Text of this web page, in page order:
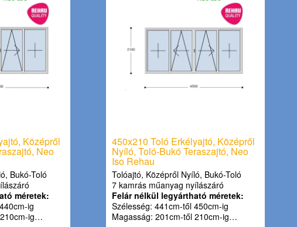
Középről
Neo
Bukó-Toló
méretek:
ig
ig…
450x210 Toló Erkélyajtó, Középről
Nyíló, Toló-Bukó Teraszajtó, Neo
Iso Rehau
Tolóajtó, Középről Nyíló, Bukó-Toló
7 kamrás műanyag nyílászáró
Felár nélkül legyártható méretek:
Szélesség: 441cm-től 450cm-ig
Magasság: 201cm-től 210cm-ig…